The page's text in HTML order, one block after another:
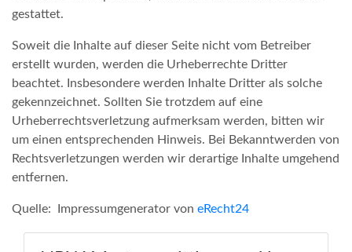
gestattet.
Soweit die Inhalte auf dieser Seite nicht vom Betreiber
erstellt wurden, werden die Urheberrechte Dritter
beachtet. Insbesondere werden Inhalte Dritter als solche
gekennzeichnet. Sollten Sie trotzdem auf eine
Urheberrechtsverletzung aufmerksam werden, bitten wir
um einen entsprechenden Hinweis. Bei Bekanntwerden von
Rechtsverletzungen werden wir derartige Inhalte umgehend
entfernen.
Quelle: Impressumgenerator von eRecht24